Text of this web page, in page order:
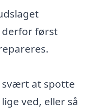
først
at spotte
ved, eller så